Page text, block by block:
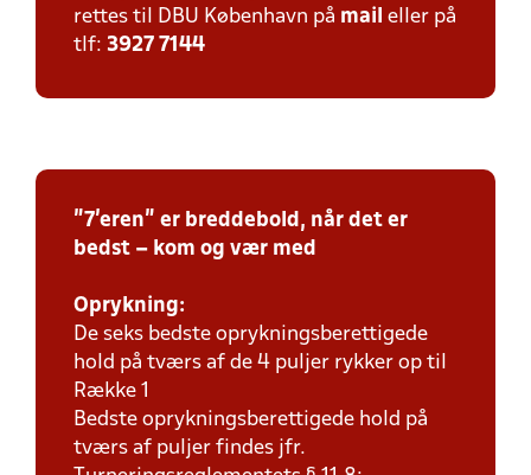
rettes til DBU København på mail eller på
tlf: 3927 7144
"7'eren" er breddebold, når det er
bedst – kom og vær med
Oprykning:
De seks bedste oprykningsberettigede
hold på tværs af de 4 puljer rykker op til
Række 1
Bedste oprykningsberettigede hold på
tværs af puljer findes jfr.